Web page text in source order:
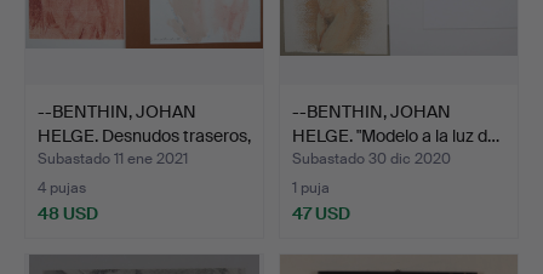
--BENTHIN, JOHAN
HELGE. Desnudos traseros,
…
Subastado 11 ene 2021
4 pujas
48 USD
--BENTHIN, JOHAN
HELGE. "Modelo a la luz d…
Subastado 30 dic 2020
1 puja
47 USD